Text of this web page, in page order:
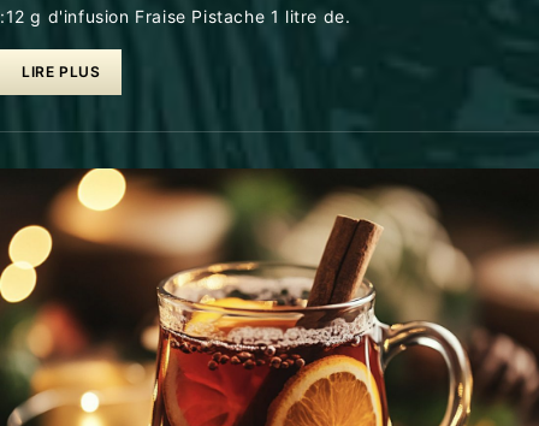
:12 g d'infusion Fraise Pistache 1 litre de.
LIRE PLUS